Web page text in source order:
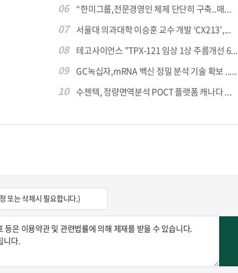
06 “한미그룹,전문경영인 체제 단단히 구축..매...
07 서울대 의과대학 이승훈 교수 개발 ‘CX213’,...
08 테고사이언스 "TPX-121 임상 1상 주름개선 6...
09 GC녹십자,mRNA 백신 정밀 분석 기술 확보 .....
10 수젠텍, 정량면역분석 POCT 플랫폼 캐나다 ...